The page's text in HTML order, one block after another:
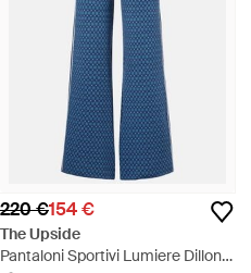
220 €154 €
The Upside
Pantaloni Sportivi Lumiere Dillon -